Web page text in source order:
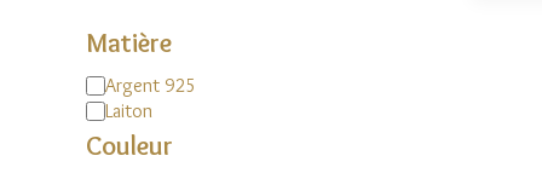
Matière
Matière
Argent 925
Laiton
Couleur